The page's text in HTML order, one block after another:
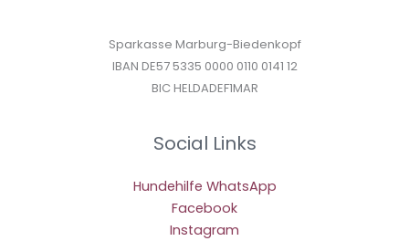
Sparkasse Marburg-Biedenkopf
IBAN DE57 5335 0000 0110 0141 12
BIC HELDADEF1MAR
Social Links
Hundehilfe WhatsApp
Facebook
Instagram